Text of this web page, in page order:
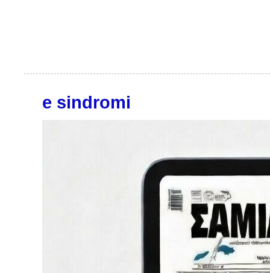
e sindromi